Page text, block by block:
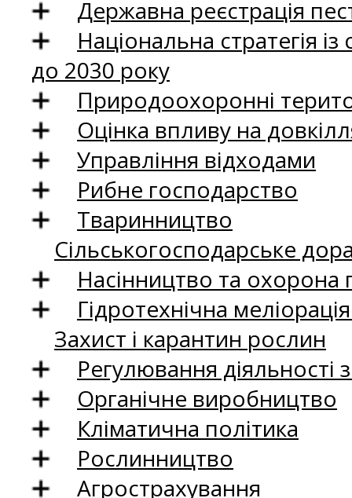
Державна реєстрація
Національна стратегія
до 2030 року
Природоохоронні
Оцінка впливу на
Управління відходами
Рибне господарство
Тваринництво
Сільськогосподарське
Насінництво та
Гідротехнічна
Захист і карантин рослин
Регулювання
Органічне виробництво
Кліматична політика
Рослинництво
Агрострахування